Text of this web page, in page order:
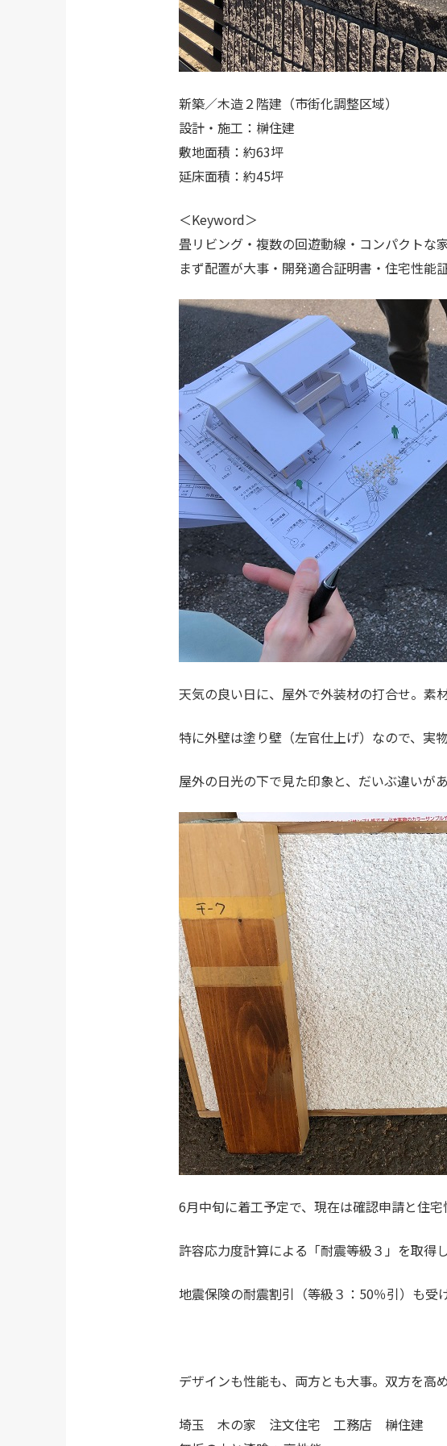
新築／木造２階建（市街化調整区域）
設計・施工：榊住建
敷地面積：約63坪
延床面積：約45坪
＜Keyword＞
畳リビング・複数の回遊動線・コンパクトな
まず配置が大事・開発適合証明書・住宅性能
天気の良い日に、屋外で外装材の打合せ。素
特に外壁は塗り壁（左官仕上げ）なので、実
屋外の日光の下で見た印象と、だいぶ違いがあ
6月中旬に着工予定で、現在は確認申請と住宅
許容応力度計算による「耐震等級３」を取得
地震保険の耐震割引（等級３：50％引）も受
デザインも性能も、両方とも大事。双方を高
埼玉 木の家 注文住宅 工務店 榊住建